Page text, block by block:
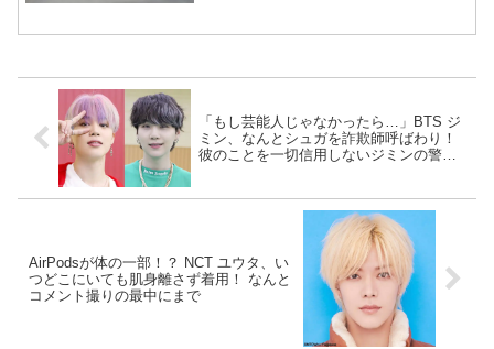
「もし芸能人じゃなかったら…」BTS ジ
ミン、なんとシュガを詐欺師呼ばわり！
彼のことを一切信用しないジミンの警戒
面白すぎる
AirPodsが体の一部！？ NCT ユウタ、い
つどこにいても肌身離さず着用！ なんと
コメント撮りの最中にまで